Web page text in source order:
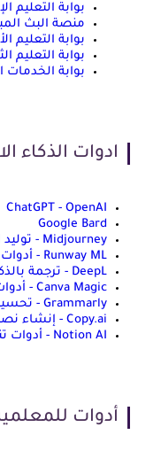
بوابة التعليم
منصة البث
بوابة التعليم
بوابة التعليم
بوابة الخدمات
ادوات الذكاء
ChatGPT - OpenAI
Google Bard
Midjourney - توليد الصور بالذكاء الاصطناعي
Runway ML - أدوات الذكاء الاصطناعي للفيديو
DeepL - ترجمة بالذكاء الاصطناعي
Canva Magic - أدوات التصميم الذكية
Grammarly - تحسين الكتابة بالذكاء الاصطناعي
Copy.ai - إنشاء نصوص بالذكاء الاصطناعي
Notion AI - أدوات تنظيم وإنتاجية بالذكاء الاصطناعي
أدوات